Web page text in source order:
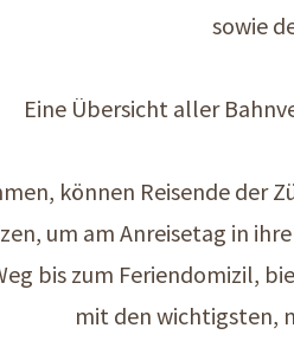
sowie
Eine Übersicht aller
können Reisende der
um am Anreisetag in
bis zum Feriendomizil,
mit den wichtigsten,